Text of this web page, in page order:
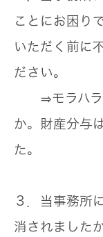
ことにお困り
いただく前に
ださい。
⇒モラハラ
か。財産分与
た。
３．当事務所
消されました